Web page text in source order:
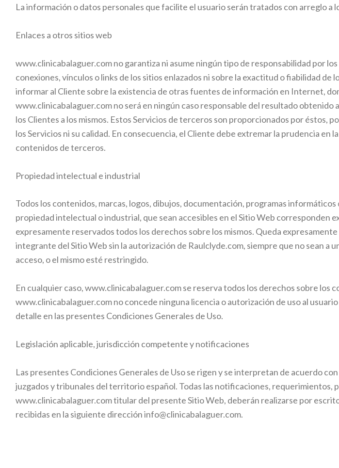
La información o datos personales que facilite el usuario serán tratados con arreglo a
Enlaces a otros sitios web
www.clinicabalaguer.comno garantiza ni asume ningún tipo de responsabilidad por
conexiones, vínculos o links de los sitios enlazados ni sobre la exactitud o fiabilidad de
informar al Cliente sobre la existencia de otras fuentes de información en Internet,
www.clinicabalaguer.comno será en ningún caso responsable del resultado obtenido
los Clientes a los mismos. Estos Servicios de terceros son proporcionados por éstos,
los Servicios ni su calidad. En consecuencia, el Cliente debe extremar la prudencia
contenidos de terceros.
Propiedad intelectual e industrial
Todos los contenidos, marcas, logos, dibujos, documentación, programas
propiedad intelectual o industrial, que sean accesibles en el Sitio Web corresponden
expresamente reservados todos los derechos sobre los mismos. Queda
integrante del Sitio Web sin la autorización de Raulclyde.com, siempre que no sean
acceso, o el mismo esté restringido.
En cualquier caso,www.clinicabalaguer.comse reserva todos los derechos sobre los
www.clinicabalaguer.comno concede ninguna licencia o autorización de uso al
detalle en las presentes Condiciones Generales de Uso.
Legislación aplicable, jurisdicción competente y notificaciones
Las presentes Condiciones Generales de Uso se rigen y se interpretan de acuerdo
juzgados y tribunales del territorio español. Todas las notificaciones, requerimientos,
www.clinicabalaguer.comtitular del presente Sitio Web, deberán realizarse por
recibidas en la siguiente dirección info@clinicabalaguer.com.